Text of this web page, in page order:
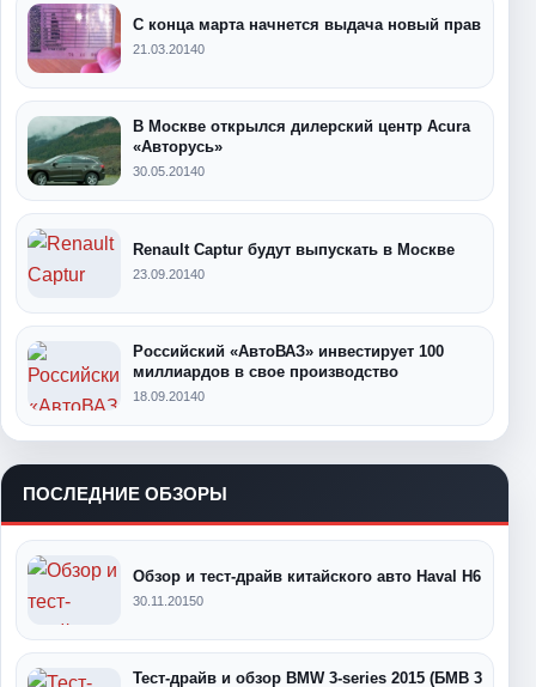
С конца марта начнется выдача новый прав
21.03.20140
В Москве открылся дилерский центр Acura
«Авторусь»
30.05.20140
Renault Captur будут выпускать в Москве
23.09.20140
Российский «АвтоВАЗ» инвестирует 100
миллиардов в свое производство
18.09.20140
ПОСЛЕДНИЕ ОБЗОРЫ
Обзор и тест-драйв китайского авто Haval H6
30.11.20150
Тест-драйв и обзор BMW 3-series 2015 (БМВ 3